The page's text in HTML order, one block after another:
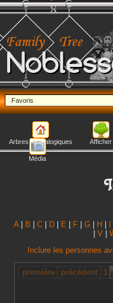
Favoris
Arbres généalogiques Afficher
Média
A| B C D E F G H
V|
Inclure les personnes
première précédent 1